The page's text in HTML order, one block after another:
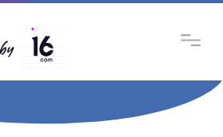
: Participative